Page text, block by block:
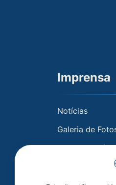
Imprensa
Notícias
Galeria de
Galeria de